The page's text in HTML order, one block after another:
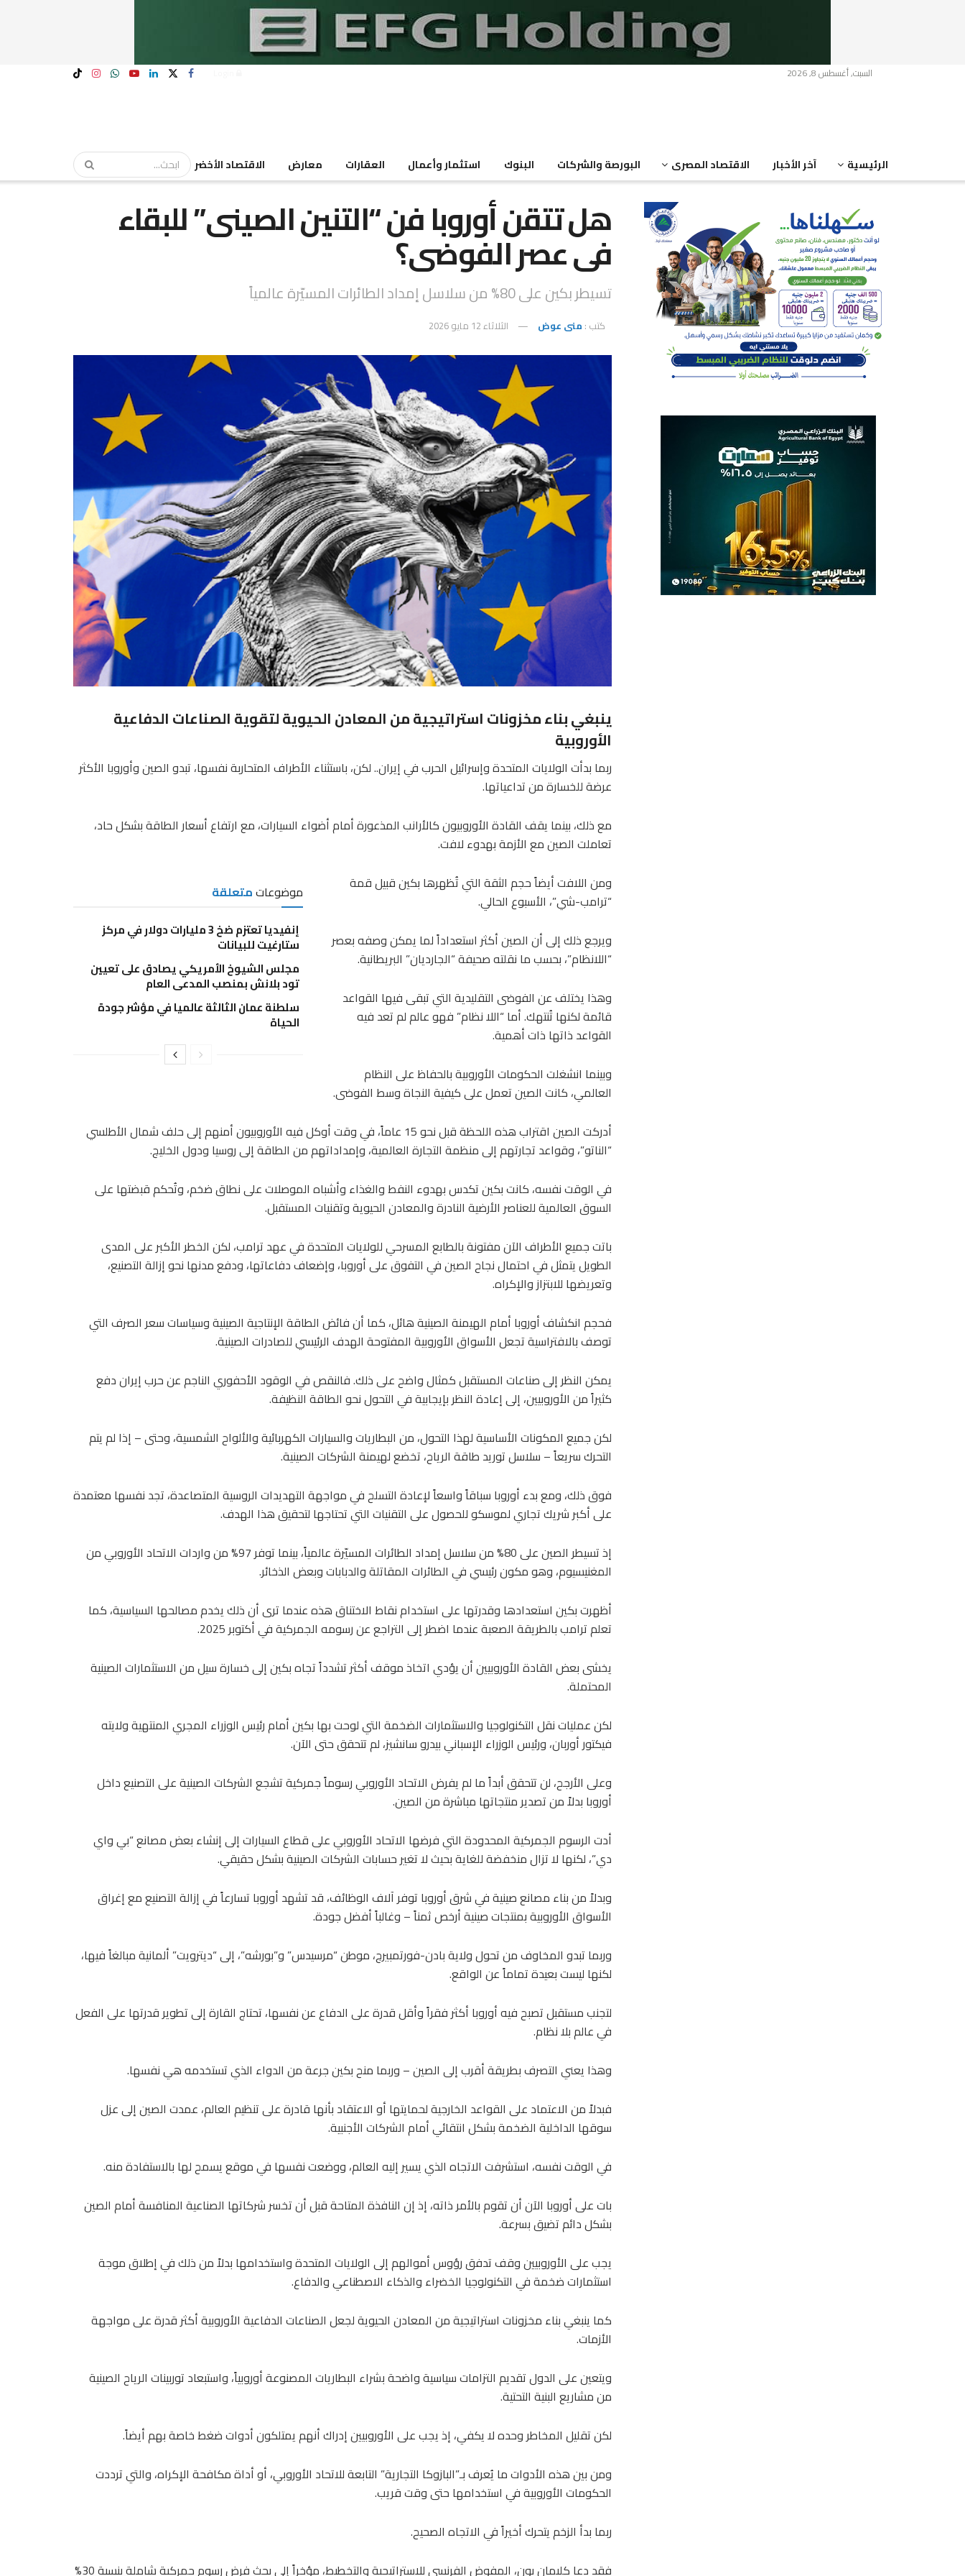
السبت, أغسطس 8, 2026
الرئيسية آخر الأخبار الاقتصاد المصرى البورصة والشركات البنوك استثمار وأعمال العقارات معارض الاقتصاد الأخضر
هل تتقن أوروبا فن “التنين الصينى” للبقاء
فى عصر الفوضى؟
تسيطر بكين على 80% من سلاسل إمداد الطائرات المسيّرة عالمياً
كتب : منى عوض الثلاثاء 12 مايو 2026
ينبغي بناء مخزونات استراتيجية من المعادن الحيوية لتقوية الصناعات الدفاعية
الأوروبية
ربما بدأت الولايات المتحدة وإسرائيل الحرب في إيران.. لكن، باستثناء الأطراف المتحاربة نفسها، تبدو الصين وأوروبا الأكثر
عرضة للخسارة من تداعياتها.
مع ذلك، بينما يقف القادة الأوروبيون كالأرانب المذعورة أمام أضواء السيارات، مع ارتفاع أسعار الطاقة بشكل حاد،
تعاملت الصين مع الأزمة بهدوء لافت.
موضوعاتمتعلقة
إنفيديا تعتزم ضخ 3 مليارات دولار في مركز
ستارغيت للبيانات
مجلس الشيوخ الأمريكي يصادق على تعيين
تود بلانش بمنصب المدعي العام
سلطنة عمان الثالثة عالميا في مؤشر جودة
الحياة
ومن اللافت أيضاً حجم الثقة التي تُظهرها بكين قبيل قمة
“ترامب-شي”، الأسبوع الحالي.
ويرجع ذلك إلى أن الصين أكثر استعداداً لما يمكن وصفه بعصر
“اللانظام”، بحسب ما نقلته صحيفة “الجارديان” البريطانية.
وهذا يختلف عن الفوضى التقليدية التي تبقى فيها القواعد
قائمة لكنها تُنتهك. أما “اللا نظام” فهو عالم لم تعد فيه
القواعد ذاتها ذات أهمية.
وبينما انشغلت الحكومات الأوروبية بالحفاظ على النظام
العالمي، كانت الصين تعمل على كيفية النجاة وسط الفوضى.
أدركت الصين اقتراب هذه اللحظة قبل نحو 15 عاماً، في وقت أوكل فيه الأوروبيون أمنهم إلى حلف شمال الأطلسي
“الناتو”، وقواعد تجارتهم إلى منظمة التجارة العالمية، وإمداداتهم من الطاقة إلى روسيا ودول الخليج.
في الوقت نفسه، كانت بكين تكدس بهدوء النفط والغذاء وأشباه الموصلات على نطاق ضخم، وتُحكم قبضتها على
السوق العالمية للعناصر الأرضية النادرة والمعادن الحيوية وتقنيات المستقبل.
باتت جميع الأطراف الآن مفتونة بالطابع المسرحي للولايات المتحدة في عهد ترامب، لكن الخطر الأكبر على المدى
الطويل يتمثل في احتمال نجاح الصين في التفوق على أوروبا، وإضعاف دفاعاتها، ودفع مدنها نحو إزالة التصنيع،
وتعريضها للابتزاز والإكراه.
فحجم انكشاف أوروبا أمام الهيمنة الصينية هائل، كما أن فائض الطاقة الإنتاجية الصينية وسياسات سعر الصرف التي
توصف بالافتراسية تجعل الأسواق الأوروبية المفتوحة الهدف الرئيسي للصادرات الصينية.
يمكن النظر إلى صناعات المستقبل كمثال واضح على ذلك. فالنقص في الوقود الأحفوري الناجم عن حرب إيران دفع
كثيراً من الأوروبيين، إلى إعادة النظر بإيجابية في التحول نحو الطاقة النظيفة.
لكن جميع المكونات الأساسية لهذا التحول، من البطاريات والسيارات الكهربائية والألواح الشمسية، وحتى – إذا لم يتم
التحرك سريعاً – سلاسل توريد طاقة الرياح، تخضع لهيمنة الشركات الصينية.
فوق ذلك، ومع بدء أوروبا سباقاً واسعاً لإعادة التسلح في مواجهة التهديدات الروسية المتصاعدة، تجد نفسها معتمدة
على أكبر شريك تجاري لموسكو للحصول على التقنيات التي تحتاجها لتحقيق هذا الهدف.
إذ تسيطر الصين على 80% من سلاسل إمداد الطائرات المسيّرة عالمياً، بينما توفر 97% من واردات الاتحاد الأوروبي من
المغنيسيوم، وهو مكون رئيسي في الطائرات المقاتلة والدبابات وبعض الذخائر.
أظهرت بكين استعدادها وقدرتها على استخدام نقاط الاختناق هذه عندما ترى أن ذلك يخدم مصالحها السياسية، كما
تعلم ترامب بالطريقة الصعبة عندما اضطر إلى التراجع عن رسومه الجمركية في أكتوبر 2025.
يخشى بعض القادة الأوروبيين أن يؤدي اتخاذ موقف أكثر تشدداً تجاه بكين إلى خسارة سيل من الاستثمارات الصينية
المحتملة.
لكن عمليات نقل التكنولوجيا والاستثمارات الضخمة التي لوحت بها بكين أمام رئيس الوزراء المجري المنتهية ولايته
فيكتور أوربان، ورئيس الوزراء الإسباني بيدرو سانشيز، لم تتحقق حتى الآن.
وعلى الأرجح، لن تتحقق أبداً ما لم يفرض الاتحاد الأوروبي رسوماً جمركية تشجع الشركات الصينية على التصنيع داخل
أوروبا بدلاً من تصدير منتجاتها مباشرة من الصين.
أدت الرسوم الجمركية المحدودة التي فرضها الاتحاد الأوروبي على قطاع السيارات إلى إنشاء بعض مصانع “بي واي
دي”، لكنها لا تزال منخفضة للغاية بحيث لا تغير حسابات الشركات الصينية بشكل حقيقي.
وبدلاً من بناء مصانع صينية في شرق أوروبا توفر آلاف الوظائف، قد تشهد أوروبا تسارعاً في إزالة التصنيع مع إغراق
الأسواق الأوروبية بمنتجات صينية أرخص ثمناً – وغالباً أفضل جودة.
وربما تبدو المخاوف من تحول ولاية بادن-فورتمبيرج، موطن “مرسيدس” و”بورشه”، إلى “ديترويت” ألمانية مبالغاً فيها،
لكنها ليست بعيدة تماماً عن الواقع.
لتجنب مستقبل تصبح فيه أوروبا أكثر فقراً وأقل قدرة على الدفاع عن نفسها، تحتاج القارة إلى تطوير قدرتها على الفعل
في عالم بلا نظام.
وهذا يعني التصرف بطريقة أقرب إلى الصين – وربما منح بكين جرعة من الدواء الذي تستخدمه هي نفسها.
فبدلاً من الاعتماد على القواعد الخارجية لحمايتها أو الاعتقاد بأنها قادرة على تنظيم العالم، عمدت الصين إلى عزل
سوقها الداخلية الضخمة بشكل انتقائي أمام الشركات الأجنبية.
في الوقت نفسه، استشرفت الاتجاه الذي يسير إليه العالم، ووضعت نفسها في موقع يسمح لها بالاستفادة منه.
بات على أوروبا الآن أن تقوم بالأمر ذاته، إذ إن النافذة المتاحة قبل أن تخسر شركاتها الصناعية المنافسة أمام الصين
بشكل دائم تضيق بسرعة.
يجب على الأوروبيين وقف تدفق رؤوس أموالهم إلى الولايات المتحدة واستخدامها بدلاً من ذلك في إطلاق موجة
استثمارات ضخمة في التكنولوجيا الخضراء والذكاء الاصطناعي والدفاع.
كما ينبغي بناء مخزونات استراتيجية من المعادن الحيوية لجعل الصناعات الدفاعية الأوروبية أكثر قدرة على مواجهة
الأزمات.
ويتعين على الدول تقديم التزامات سياسية واضحة بشراء البطاريات المصنوعة أوروبياً، واستبعاد توربينات الرياح الصينية
من مشاريع البنية التحتية.
لكن تقليل المخاطر وحده لا يكفي، إذ يجب على الأوروبيين إدراك أنهم يمتلكون أدوات ضغط خاصة بهم أيضاً.
ومن بين هذه الأدوات ما يُعرف بـ”البازوكا التجارية” التابعة للاتحاد الأوروبي، أو أداة مكافحة الإكراه، والتي ترددت
الحكومات الأوروبية في استخدامها حتى وقت قريب.
ربما بدأ الزخم يتحرك أخيراً في الاتجاه الصحيح.
فقد دعا كليمان بون، المفوض الفرنسي للاستراتيجية والتخطيط، مؤخراً إلى بحث فرض رسوم جمركية شاملة بنسبة 30%